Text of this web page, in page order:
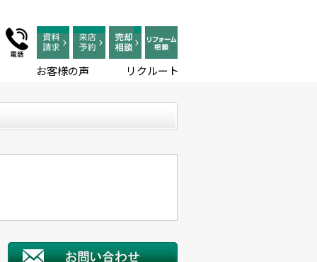
お客様の声 リクルート